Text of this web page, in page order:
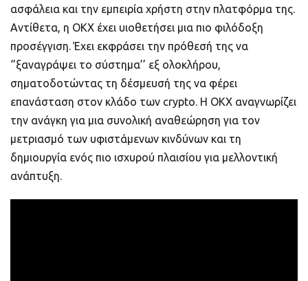
ασφάλεια και την εμπειρία χρήστη στην πλατφόρμα της.
Αντίθετα, η OKX έχει υιοθετήσει μια πιο φιλόδοξη
προσέγγιση. Έχει εκφράσει την πρόθεσή της να
‘’ξαναγράψει το σύστημα’’ εξ ολοκλήρου,
σηματοδοτώντας τη δέσμευσή της να φέρει
επανάσταση στον κλάδο των crypto. Η OKX αναγνωρίζει
την ανάγκη για μια συνολική αναθεώρηση για τον
μετριασμό των υφιστάμενων κινδύνων και τη
δημιουργία ενός πιο ισχυρού πλαισίου για μελλοντική
ανάπτυξη.